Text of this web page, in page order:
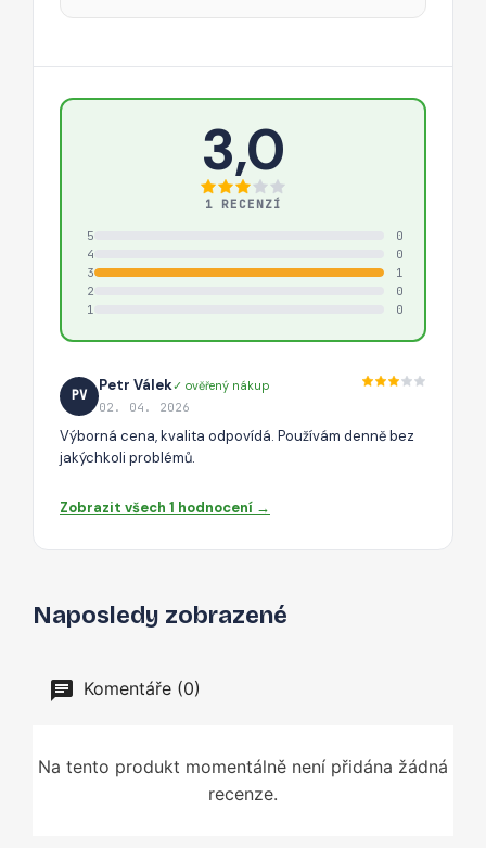
3,0
1 RECENZÍ
5
0
4
0
3
1
2
0
1
0
PV
Petr Válek✓ ověřený nákup
02. 04. 2026
Výborná cena, kvalita odpovídá. Používám denně bez
jakýchkoli problémů.
Zobrazit všech 1 hodnocení →
Naposledy zobrazené
Komentáře (0)
Na tento produkt momentálně není přidána žádná
recenze.